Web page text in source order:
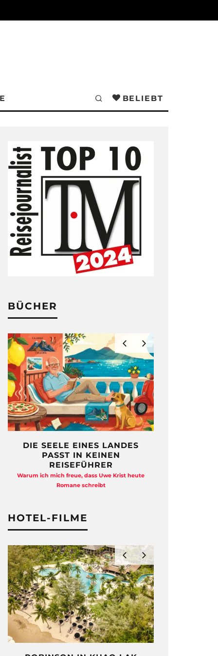
BELIEBT
BÜCHER
DIE SEELE EINES LANDES
PASST IN KEINEN
REISEFÜHRER
Warum ich mich freue, dass Uwe Krist heute
Romane schreibt
HOTEL-FILME